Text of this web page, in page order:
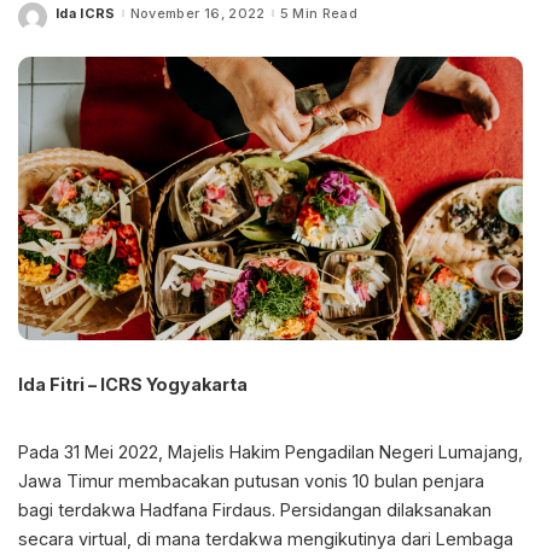
Posted
Ida ICRS November 16, 2022 5 Min Read
Ida Fitri – ICRS Yogyakarta
Pada 31 Mei 2022, Majelis Hakim Pengadilan Negeri Lumajang,
Jawa Timur membacakan putusan vonis 10 bulan penjara
bagi terdakwa Hadfana Firdaus. Persidangan dilaksanakan
secara virtual, di mana terdakwa mengikutinya dari Lembaga